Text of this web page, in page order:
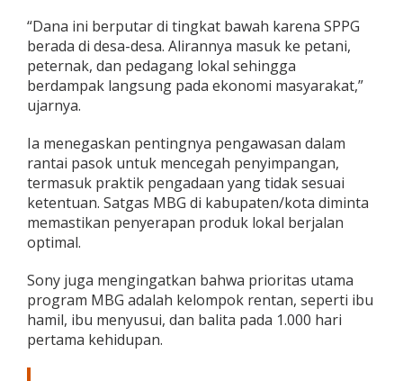
“Dana ini berputar di tingkat bawah karena SPPG
berada di desa-desa. Alirannya masuk ke petani,
peternak, dan pedagang lokal sehingga
berdampak langsung pada ekonomi masyarakat,”
ujarnya.
Ia menegaskan pentingnya pengawasan dalam
rantai pasok untuk mencegah penyimpangan,
termasuk praktik pengadaan yang tidak sesuai
ketentuan. Satgas MBG di kabupaten/kota diminta
memastikan penyerapan produk lokal berjalan
optimal.
Sony juga mengingatkan bahwa prioritas utama
program MBG adalah kelompok rentan, seperti ibu
hamil, ibu menyusui, dan balita pada 1.000 hari
pertama kehidupan.